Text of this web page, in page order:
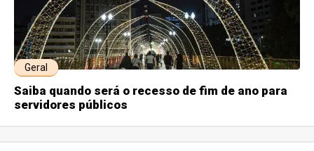
Geral
Saiba quando será o recesso de fim de ano para
servidores públicos